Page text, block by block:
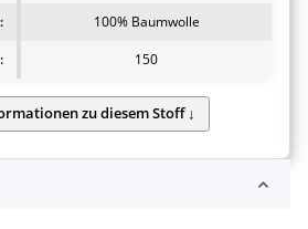
100% Baumwolle
150